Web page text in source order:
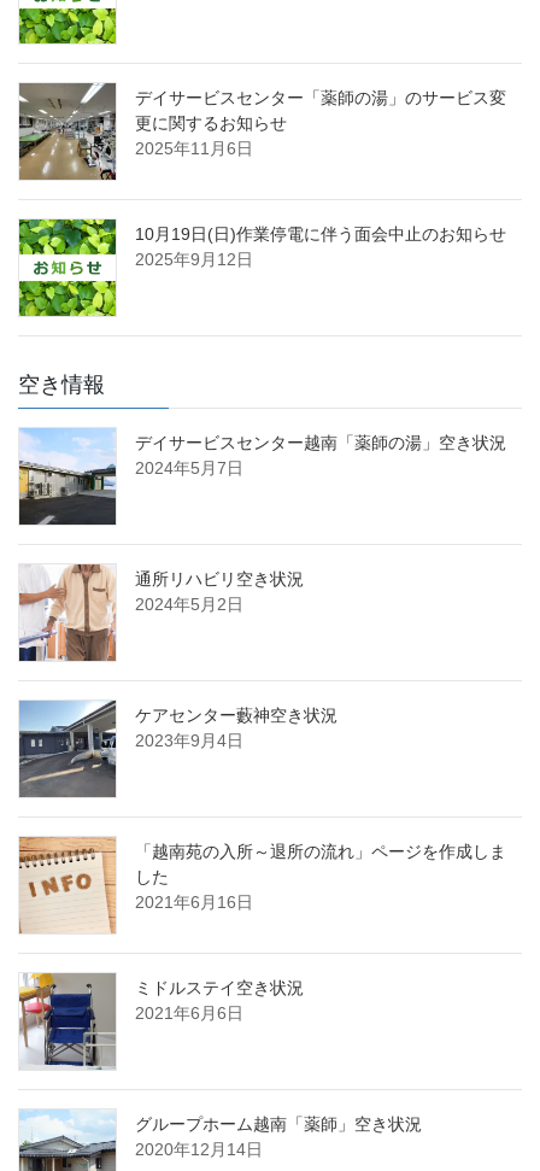
デイサービスセンター「薬師の湯」のサービス変
更に関するお知らせ
2025年11月6日
10月19日(日)作業停電に伴う面会中止のお知らせ
2025年9月12日
空き情報
デイサービスセンター越南「薬師の湯」空き状況
2024年5月7日
通所リハビリ空き状況
2024年5月2日
ケアセンター藪神空き状況
2023年9月4日
「越南苑の入所～退所の流れ」ページを作成しま
した
2021年6月16日
ミドルステイ空き状況
2021年6月6日
グループホーム越南「薬師」空き状況
2020年12月14日